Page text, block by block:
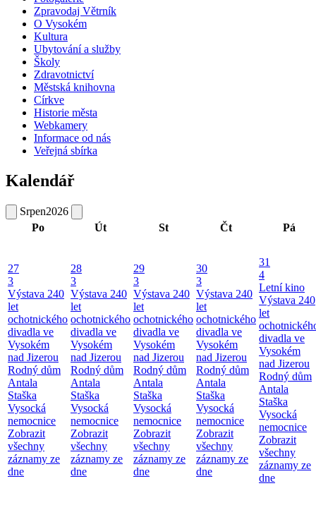
Zpravodaj Větrník
O Vysokém
Kultura
Ubytování a služby
Školy
Zdravotnictví
Městská knihovna
Církve
Historie města
Webkamery
Informace od nás
Veřejná sbírka
Kalendář
Srpen2026
Po
Út St Čt Pá
27
3
Výstava 240
let
ochotnického
divadla ve
Vysokém
nad Jizerou
Rodný dům
Antala
Staška
Vysocká
nemocnice
Zobrazit
všechny
záznamy ze
dne
28
3
Výstava 240
let
ochotnického
divadla ve
Vysokém
nad Jizerou
Rodný dům
Antala
Staška
Vysocká
nemocnice
Zobrazit
všechny
záznamy ze
dne
29
3
Výstava 240
let
ochotnického
divadla ve
Vysokém
nad Jizerou
Rodný dům
Antala
Staška
Vysocká
nemocnice
Zobrazit
všechny
záznamy ze
dne
30
3
Výstava 240
let
ochotnického
divadla ve
Vysokém
nad Jizerou
Rodný dům
Antala
Staška
Vysocká
nemocnice
Zobrazit
všechny
záznamy ze
dne
31
4
Letní kino
Výstava 240
let
divadla ve
Vysokém
nad Jizerou
Rodný dům
Antala
Staška
Vysocká
nemocnice
Zobrazit
všechny
záznamy ze
dne